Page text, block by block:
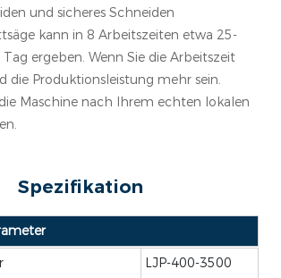
und sicheres Schneiden
kann in 8 Arbeitszeiten etwa 25-
ergeben. Wenn Sie die Arbeitszeit
die Produktionsleistung mehr sein.
Maschine nach Ihrem echten lokalen
Spezifikation
LJP-400-3500